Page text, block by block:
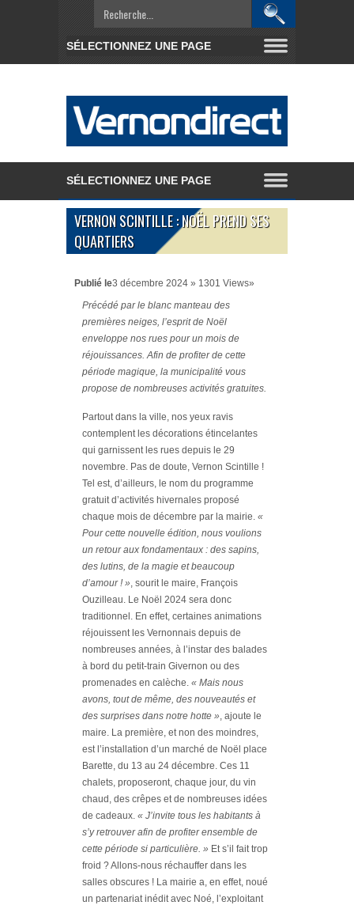
VERNON SCINTILLE : NOËL PREND SES
QUARTIERS
Publié le3 décembre 2024 » 1301 Views»
Précédé par le blanc manteau des
premières neiges, l’esprit de Noël
enveloppe nos rues pour un mois de
réjouissances. Afin de profiter de cette
période magique, la municipalité vous
propose de nombreuses activités gratuites.
Partout dans la ville, nos yeux ravis
contemplent les décorations étincelantes
qui garnissent les rues depuis le 29
novembre. Pas de doute, Vernon Scintille !
Tel est, d’ailleurs, le nom du programme
gratuit d’activités hivernales proposé
chaque mois de décembre par la mairie. «
Pour cette nouvelle édition, nous voulions
un retour aux fondamentaux : des sapins,
des lutins, de la magie et beaucoup
d’amour ! », sourit le maire, François
Ouzilleau. Le Noël 2024 sera donc
traditionnel. En effet, certaines animations
réjouissent les Vernonnais depuis de
nombreuses années, à l’instar des balades
à bord du petit-train Givernon ou des
promenades en calèche. « Mais nous
avons, tout de même, des nouveautés et
des surprises dans notre hotte », ajoute le
maire. La première, et non des moindres,
est l’installation d’un marché de Noël place
Barette, du 13 au 24 décembre. Ces 11
chalets, proposeront, chaque jour, du vin
chaud, des crêpes et de nombreuses idées
de cadeaux. « J’invite tous les habitants à
s’y retrouver afin de profiter ensemble de
cette période si particulière. » Et s’il fait trop
froid ? Allons-nous réchauffer dans les
salles obscures ! La mairie a, en effet, noué
un partenariat inédit avec Noé, l’exploitant